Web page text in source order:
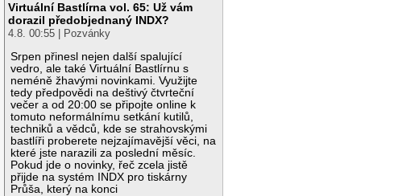
Virtuální Bastlírna vol. 65: Už vám
dorazil předobjednaný INDX?
4.8. 00:55 | Pozvánky
Srpen přinesl nejen další spalující
vedro, ale také Virtuální Bastlírnu s
neméně žhavými novinkami. Využijte
tedy předpovědi na deštivý čtvrteční
večer a od 20:00 se připojte online k
tomuto neformálnímu setkání kutilů,
techniků a vědců, kde se strahovskými
bastlíři proberete nejzajímavější věci, na
které jste narazili za poslední měsíc.
Pokud jde o novinky, řeč zcela jistě
přijde na systém INDX pro tiskárny
Průša, který na konci